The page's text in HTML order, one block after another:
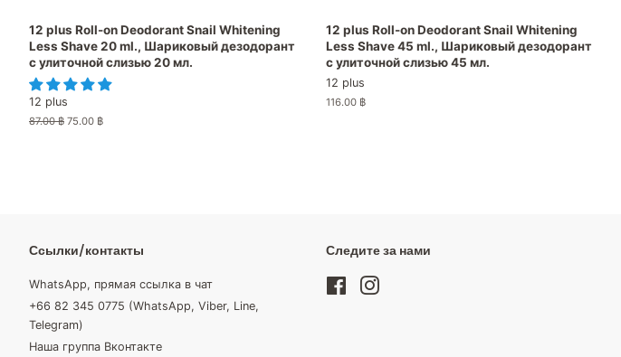
12 plus Roll-on Deodorant Snail Whitening
Less Shave 20 ml., Шариковый дезодорант
с улиточной слизью 20 мл.
12 plus
Обычная
87.00 ฿ Цена
75.00 ฿
12 plus Roll-on Deodorant Snail Whitening
Less Shave 45 ml., Шариковый дезодорант
с улиточной слизью 45 мл.
12 plus
Обычная
116.00 ฿
Ссылки/контакты
WhatsApp, прямая ссылка в чат
+66 82 345 0775 (WhatsApp, Viber, Line,
Telegram)
Наша группа Вконтакте
Следите за нами
FacebookInstagram